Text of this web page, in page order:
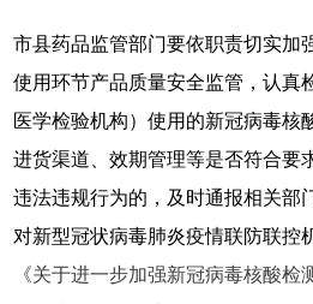
市县药品监管部门要依职责切实加
使用环节产品质量安全监管，认真
医学检验机构）使用的新冠病毒核
进货渠道、效期管理等是否符合要
违法违规行为的，及时通报相关部
对新型冠状病毒肺炎疫情联防联控
《关于进一步加强新冠病毒核酸检